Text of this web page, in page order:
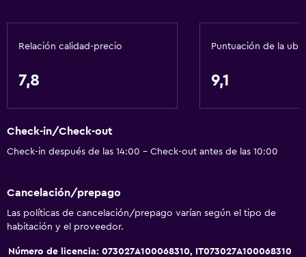
Relación calidad-precio
7,8
Puntuación de la
9,1
Check-in/Check-out
Check-in después de las 14:00 - Check-out antes de las 10:00
Cancelación/prepago
Las políticas de cancelación/prepago varían según el tipo de
habitación y el proveedor.
Número de licencia: 073027A100068310, IT073027A100068310